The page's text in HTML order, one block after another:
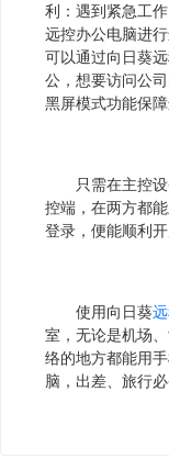
利：遇到紧急工
远控办公电脑进
可以通过向日葵
公，想要访问公
黑屏模式功能保
只需在主控设
控端，在两方都
登录，便能顺利开
使用向日葵
室，无论是机场
络的地方都能用
脑，出差、旅行必